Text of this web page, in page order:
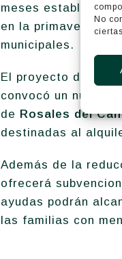
No
meses
en la primavera de
municipales.
El proyecto de 607
convocó un nuevo
de Rosales del
destinadas al
Además de la
ofrecerá
ayudas podrán
las familias con